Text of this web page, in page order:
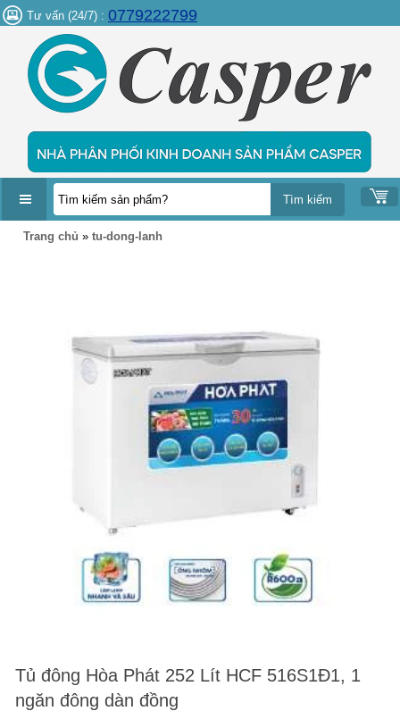
Tư vấn (24/7) : 0779222799
DANH
Trang chủ » tu-dong-lanh
Tủ đông Hòa Phát 252 Lít HCF 516S1Đ1, 1
ngăn đông dàn đồng